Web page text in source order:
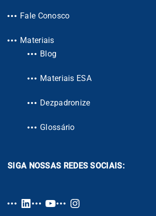
Fale Conosco
Materiais
Blog
Materiais ESA
Dezpadronize
Glossário
SIGA NOSSAS REDES SOCIAIS: